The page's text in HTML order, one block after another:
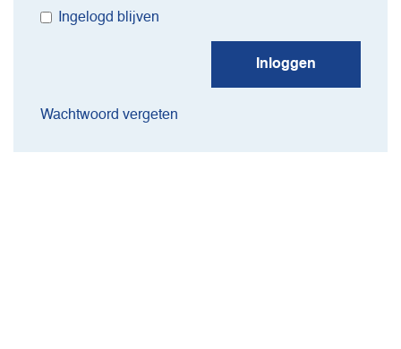
Ingelogd blijven
Inloggen
Wachtwoord vergeten